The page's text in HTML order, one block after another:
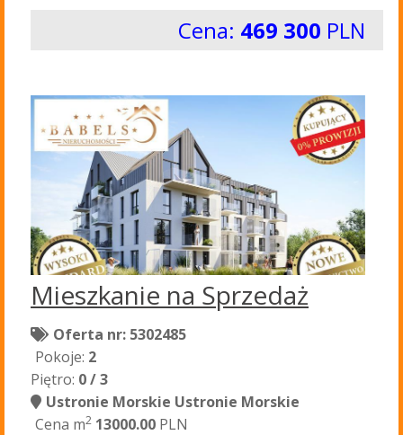
Cena: 469 300 PLN
Mieszkanie na Sprzedaż
Oferta nr: 5302485
Pokoje: 2
Piętro: 0 / 3
Ustronie Morskie Ustronie Morskie
Cena m2 13000.00 PLN